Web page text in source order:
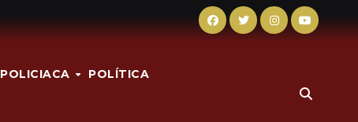
POLICIACA POLÍTICA